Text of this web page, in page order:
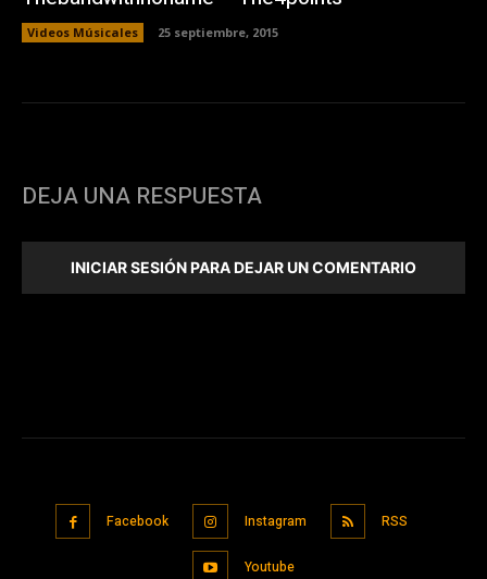
Videos Músicales 25 septiembre, 2015
DEJA UNA RESPUESTA
INICIAR SESIÓN PARA DEJAR UN COMENTARIO
Facebook Instagram RSS
Youtube